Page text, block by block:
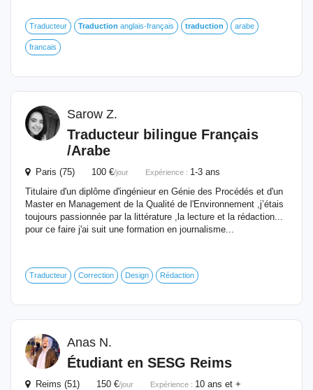
Traducteur Traduction anglais-français traduction arabe
francais
Sarow Z.
Traducteur bilingue Français
/Arabe
Paris (75) 100 €/jour Expérience : 1-3 ans
Titulaire d'un diplôme d'ingénieur en Génie des Procédés et d'un
Master en Management de la Qualité de l'Environnement ,j’étais
toujours passionnée par la littérature ,la lecture et la rédaction...
pour ce faire j'ai suit une formation en journalisme...
Traducteur Correction Design Rédaction
Anas N.
Étudiant en SESG Reims
Reims (51) 150 €/jour Expérience : 10 ans et +